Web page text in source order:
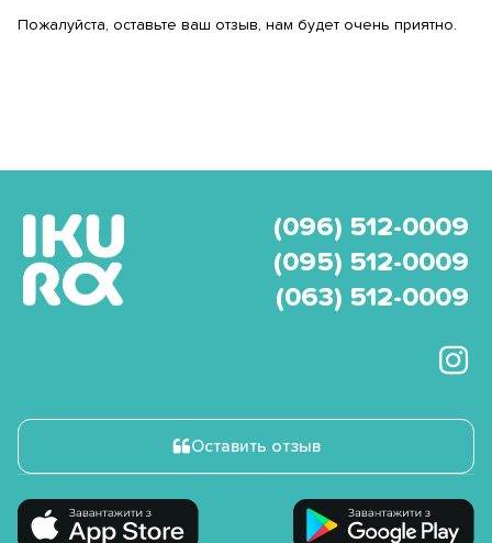
Пожалуйста, оставьте ваш отзыв, нам будет очень приятно.
(096) 512-0009
(095) 512-0009
(063) 512-0009
Оставить отзыв